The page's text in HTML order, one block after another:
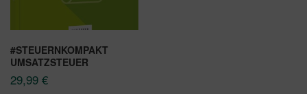
#STEUERNKOMPAKT
UMSATZSTEUER
29,99 €